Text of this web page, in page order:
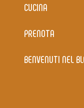
CUCINA
PRENOTA
BENVENUTI NEL